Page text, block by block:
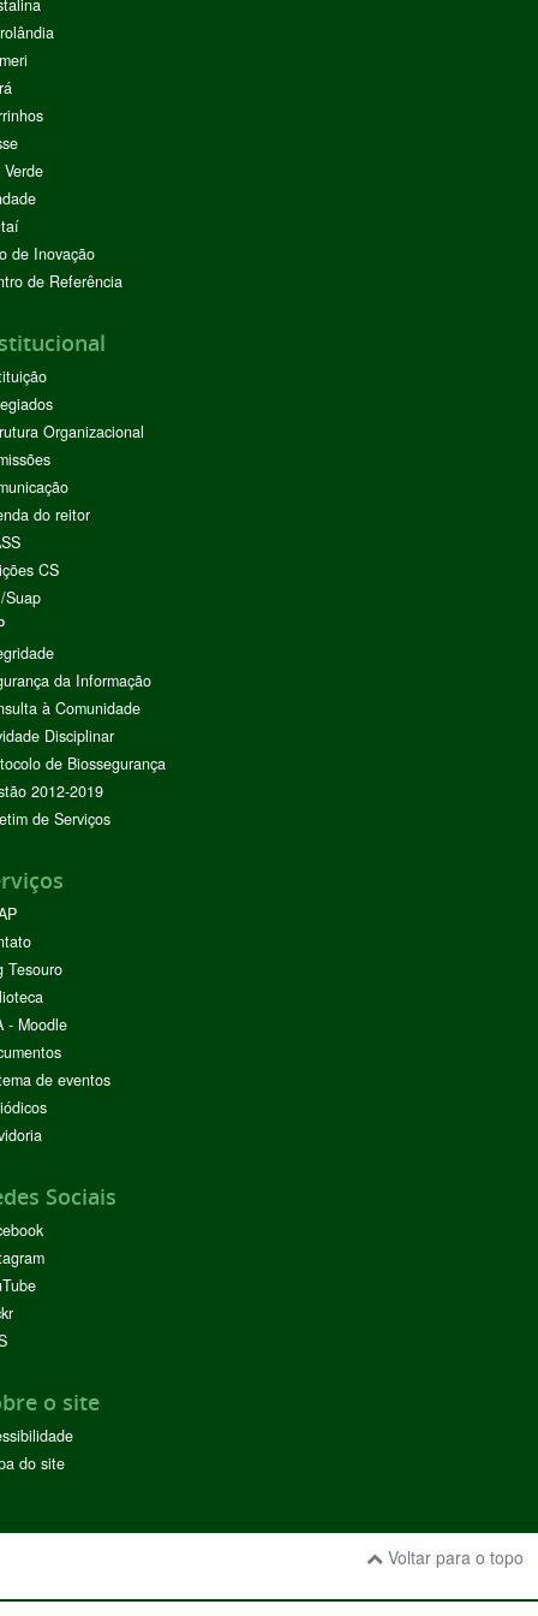
de Inovação
de Referência
Organizacional
do reitor
CS
Suap
da Informação
à Comunidade
Disciplinar
de Biossegurança
2012-2019
de Serviços
Tesouro
- Moodle
de eventos
Sociais
o site
do site
Voltar para o topo